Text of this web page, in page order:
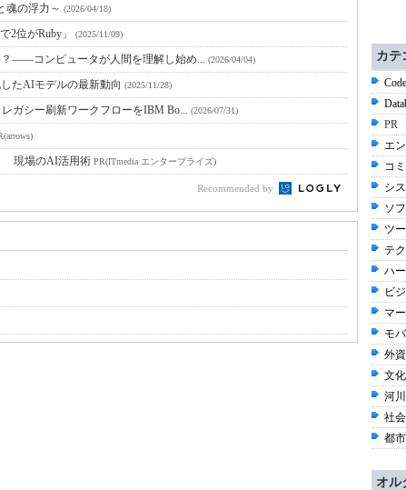
魂の浮力～ (2026/04/18)
2位がRuby」 (2025/11/09)
――コンピュータが人間を理解し始め... (2026/04/04)
たAIモデルの最新動向 (2025/11/28)
ガシー刷新ワークフローをIBM Bo... (2026/07/31)
現場のAI活用術 PR(ITmedia エンタープライズ)
Recommended by
カテ
PR
エ
コ
シ
ソ
ツ
テ
ハ
ビ
マ
モ
外
文
河
社
都
オル